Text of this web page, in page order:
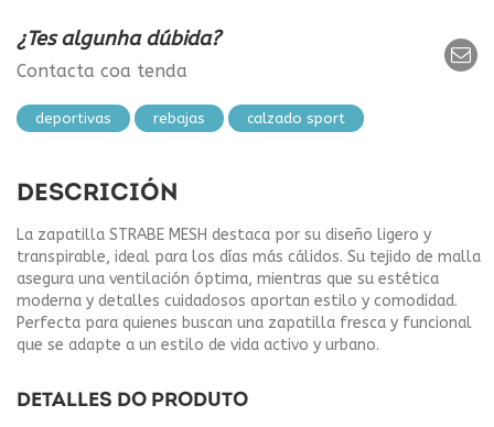
¿Tes algunha dúbida?
Contacta coa tenda
deportivas rebajas calzado sport
DESCRICIÓN
La zapatilla STRABE MESH destaca por su diseño ligero y
transpirable, ideal para los días más cálidos. Su tejido de malla
asegura una ventilación óptima, mientras que su estética
moderna y detalles cuidadosos aportan estilo y comodidad.
Perfecta para quienes buscan una zapatilla fresca y funcional
que se adapte a un estilo de vida activo y urbano.
DETALLES DO PRODUTO